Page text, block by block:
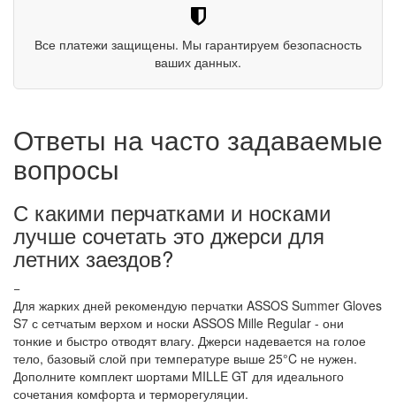
Все платежи защищены. Мы гарантируем безопасность
ваших данных.
Ответы на часто задаваемые
вопросы
С какими перчатками и носками
лучше сочетать это джерси для
летних заездов?
−
Для жарких дней рекомендую перчатки ASSOS Summer Gloves
S7 с сетчатым верхом и носки ASSOS Mille Regular - они
тонкие и быстро отводят влагу. Джерси надевается на голое
тело, базовый слой при температуре выше 25°C не нужен.
Дополните комплект шортами MILLE GT для идеального
сочетания комфорта и терморегуляции.